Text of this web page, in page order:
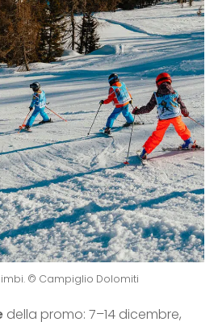
© Campiglio Dolomiti
della promo: 7–14 dicembre,